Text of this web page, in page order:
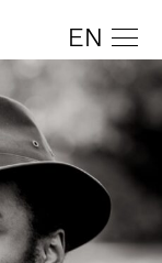
EN